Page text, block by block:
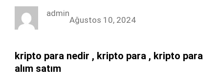
e
o
t
r
k
I
t
r
admin
Ağustos 10, 2024
kripto para nedir , kripto para , kripto para
alım satım